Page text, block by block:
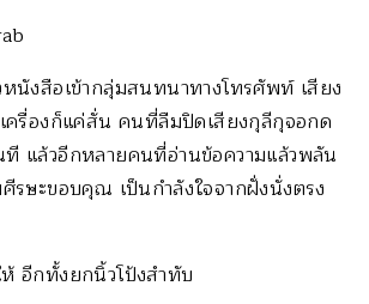
นังสือเข้ากลุ่มสนทนาทางโทรศัพท์ เสียง
ครื่องก็แค่สั่น คนที่ลืมปิดเสียงกุลีกุจอกด
แล้วอีกหลายคนที่อ่านข้อความแล้วพลัน
รษะขอบคุณ เป็นกำลังใจจากฝั่งนั่งตรง
อีกทั้งยกนิ้วโป้งสำทับ